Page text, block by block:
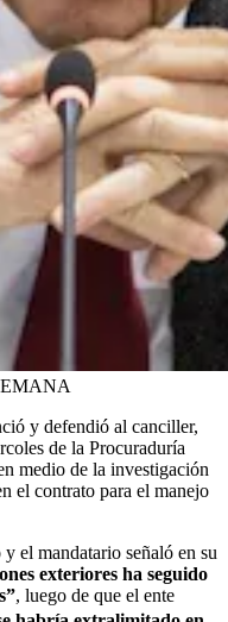
y defendió al canciller,
de la Procuraduría
medio de la investigación
el contrato para el manejo
el mandatario señaló en su
exteriores ha seguido
, luego de que el ente